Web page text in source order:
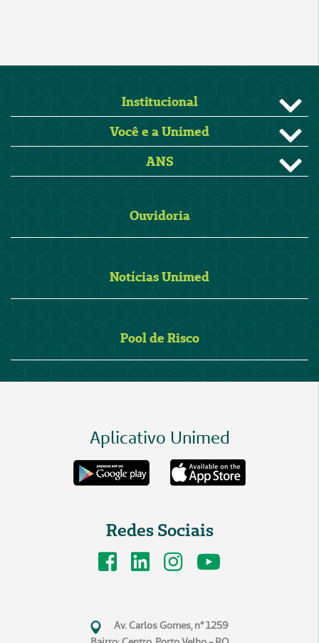
Institucional
Você e a Unimed
ANS
Ouvidoria
Notícias Unimed
Pool de Risco
Aplicativo Unimed
Redes Sociais
Av. Carlos Gomes, n° 1259